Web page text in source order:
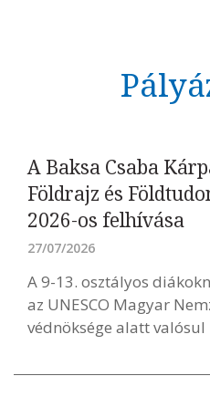
A Baksa Csaba
Földrajz és
2026-os felhívása
27/07/2026
A 9-13. osztályos
az UNESCO Magyar
védnöksége alatt valósul